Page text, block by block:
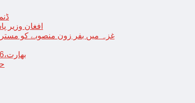
افغان وزیر
غزہ میں بفر زون منصوبے کو
بھارت،26 سالہ ڈاکٹر شاہانہ نے جہیز کے تقاضے پر اپنی زندگی کا خاتمہ کر لیا